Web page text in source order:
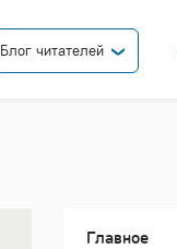
Блог читателей
Главное